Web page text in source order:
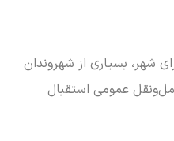
شهر، بسیاری از شهروندان
عمومی استقبال